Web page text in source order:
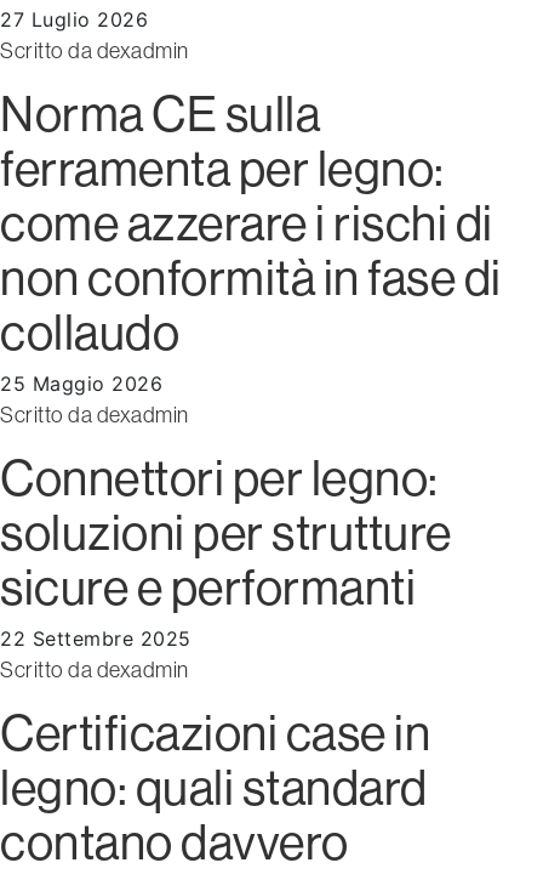
27 Luglio 2026
Scritto dadexadmin
Norma CE sulla
ferramenta per legno:
come azzerare i rischi di
non conformità in fase di
collaudo
25 Maggio 2026
Scritto dadexadmin
Connettori per legno:
soluzioni per strutture
sicure e performanti
22 Settembre 2025
Scritto dadexadmin
Certificazioni case in
legno: quali standard
contano davvero